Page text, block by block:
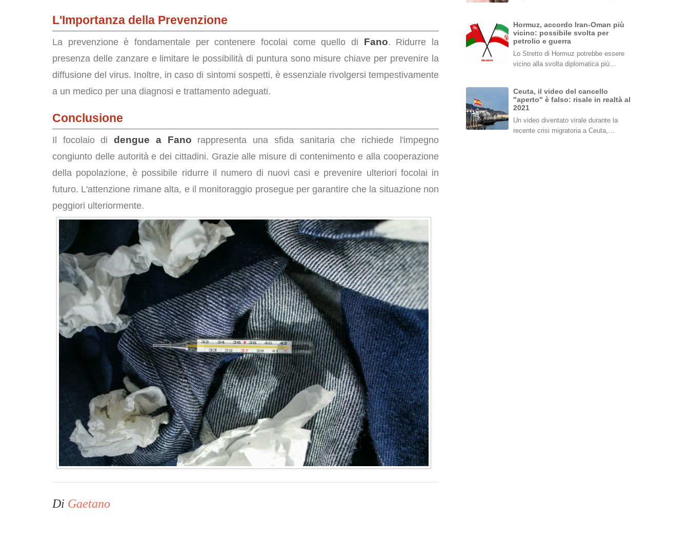
L'Importanza della Prevenzione
La prevenzione è fondamentale per contenere focolai come quello di Fano. Ridurre la
presenza delle zanzare e limitare le possibilità di puntura sono misure chiave per prevenire la
diffusione del virus. Inoltre, in caso di sintomi sospetti, è essenziale rivolgersi tempestivamente
a un medico per una diagnosi e trattamento adeguati.
Conclusione
Il focolaio didengue a Fano rappresenta una sfida sanitaria che richiede l'impegno
congiunto delle autorità e dei cittadini. Grazie alle misure di contenimento e alla cooperazione
della popolazione, è possibile ridurre il numero di nuovi casi e prevenire ulteriori focolai in
futuro. L'attenzione rimane alta, e il monitoraggio prosegue per garantire che la situazione non
peggiori ulteriormente.
Di Gaetano
Hormuz, accordo Iran-Oman più
vicino: possibile svolta per
petrolio e guerra
Lo Stretto di Hormuz potrebbe essere
vicino alla svolta diplomatica più…
Ceuta, il video del cancello
"aperto" è falso: risale in realtà al
2021
Un video diventato virale durante la
recente crisi migratoria a Ceuta,…